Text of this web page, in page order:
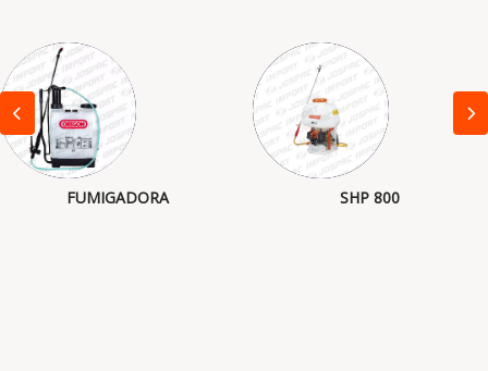
FUMIGADORA SHP 800